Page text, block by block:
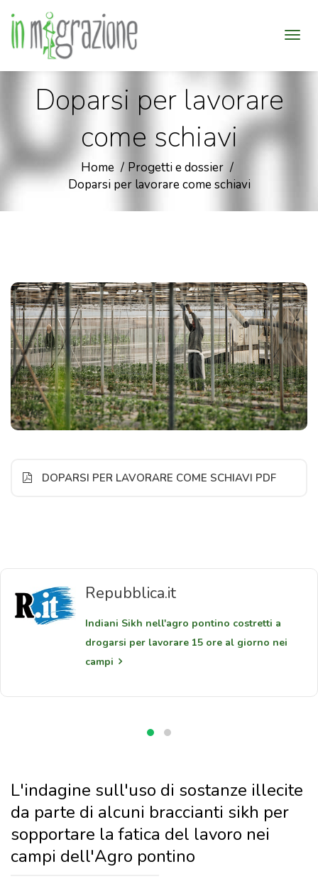
Doparsi per lavorare
come schiavi
Home
Progetti e dossier
Doparsi per lavorare come schiavi
DOPARSI PER LAVORARE COME SCHIAVI PDF
Repubblica.it
Indiani Sikh nell'agro pontino costretti a
drogarsi per lavorare 15 ore al giorno nei
campi
L'indagine sull'uso di sostanze illecite
da parte di alcuni braccianti sikh per
sopportare la fatica del lavoro nei
campi dell'Agro pontino